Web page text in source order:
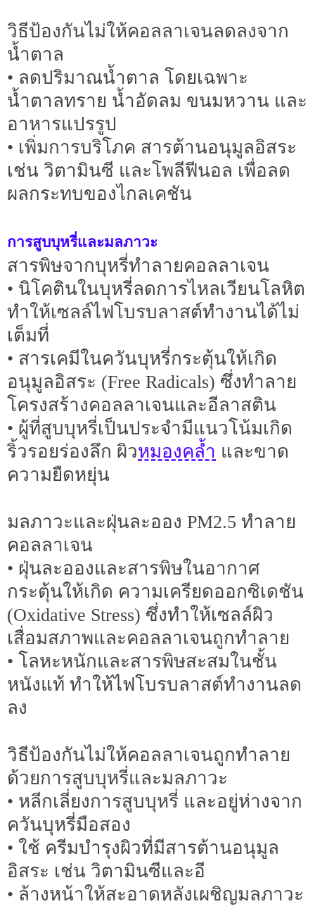
วิธีป้องกันไม่ให้คอลลาเจนลดลงจาก
น้ำตาล
• ลดปริมาณน้ำตาล โดยเฉพาะ
น้ำตาลทราย น้ำอัดลม ขนมหวาน และ
อาหารแปรรูป
• เพิ่มการบริโภค สารต้านอนุมูลอิสระ
เช่น วิตามินซี และโพลีฟีนอล เพื่อลด
ผลกระทบของไกลเคชัน
การสูบบุหรี่และมลภาวะ
สารพิษจากบุหรี่ทำลายคอลลาเจน
• นิโคตินในบุหรี่ลดการไหลเวียนโลหิต
ทำให้เซลล์ไฟโบรบลาสต์ทำงานได้ไม่
เต็มที่
• สารเคมีในควันบุหรี่กระตุ้นให้เกิด
อนุมูลอิสระ (Free Radicals) ซึ่งทำลาย
โครงสร้างคอลลาเจนและอีลาสติน
• ผู้ที่สูบบุหรี่เป็นประจำมีแนวโน้มเกิด
ริ้วรอยร่องลึก ผิวหมองคล้ำ และขาด
ความยืดหยุ่น
มลภาวะและฝุ่นละออง PM2.5 ทำลาย
คอลลาเจน
• ฝุ่นละอองและสารพิษในอากาศ
กระตุ้นให้เกิด ความเครียดออกซิเดชัน
(Oxidative Stress) ซึ่งทำให้เซลล์ผิว
เสื่อมสภาพและคอลลาเจนถูกทำลาย
• โลหะหนักและสารพิษสะสมในชั้น
หนังแท้ ทำให้ไฟโบรบลาสต์ทำงานลด
ลง
วิธีป้องกันไม่ให้คอลลาเจนถูกทำลาย
ด้วยการสูบบุหรี่และมลภาวะ
• หลีกเลี่ยงการสูบบุหรี่ และอยู่ห่างจาก
ควันบุหรี่มือสอง
• ใช้ ครีมบำรุงผิวที่มีสารต้านอนุมูล
อิสระ เช่น วิตามินซีและอี
• ล้างหน้าให้สะอาดหลังเผชิญมลภาวะ